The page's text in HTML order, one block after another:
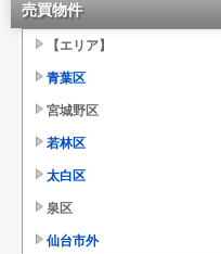
売買物件
【エリア】
青葉区
宮城野区
若林区
太白区
泉区
仙台市外